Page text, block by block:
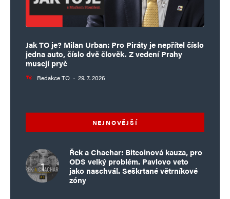
a EÚ pos..erie všetko, čoho sa chopí. Rusi sa
a s Čínou (ktorá im však nevyhovie vo
všetkom) – so štátmi s jednoznačnými
autokratickými vládami. Sú na tom lepšie, aj
na to používajú vojakov zo sovietskych
podštátov (Čečenci, Kirgizi, Tuvanci,
Baškirci…). Ten život mimo potemkinovských
výstavných ruských centier je dosť ťažký
a ak chce jeden opraviť strechu, musí ísť za
Jak TO je? Milan Urban: Pro Piráty je nepřítel číslo
jedna auto, číslo dvě člověk. Z vedení Prahy
musejí pryč
Redakce TO · 29. 7. 2026
NEJNOVĚJŠÍ
Řek a Chachar: Bitcoinová kauza, pro
ODS velký problém. Pavlovo veto
jako naschvál. Seškrtané větrníkové
zóny